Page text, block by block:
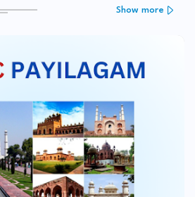
Show more